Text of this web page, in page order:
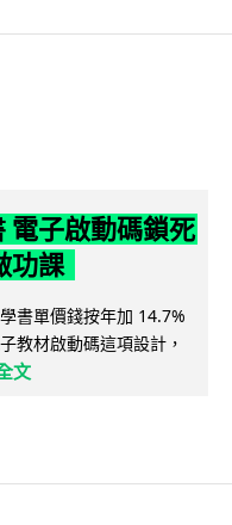
電子啟動碼鎖死
功課
書單價錢按年加 14.7%
教材啟動碼這項設計，
文